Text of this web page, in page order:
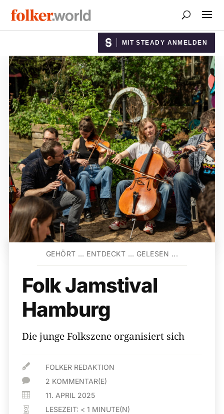
MIT STEADY ANMELDEN
GEHÖRT … ENTDECKT … GELESEN ...
Folk Jamstival
Hamburg
Die junge Folkszene organisiert sich
 FOLKER REDAKTION
 2 KOMMENTAR(E)
 11. APRIL 2025
 LESEZEIT: < 1 MINUTE(N)